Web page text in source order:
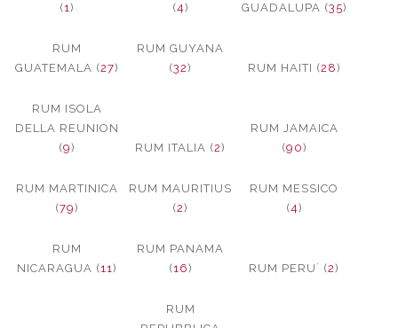
(1)
(4)
GUADALUPA (35)
RUM
GUATEMALA (27)
RUM GUYANA
(32) RUM HAITI (28)
RUM ISOLA
DELLA REUNION
(9) RUM ITALIA (2)
RUM JAMAICA
(90)
RUM MARTINICA
(79)
RUM MAURITIUS
(2)
RUM MESSICO
(4)
RUM
NICARAGUA (11)
RUM PANAMA
(16) RUM PERU´ (2)
RUM